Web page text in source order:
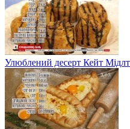
Улюблений десерт Кейт